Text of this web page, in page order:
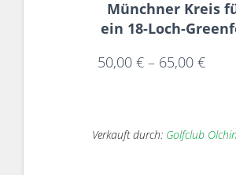
Münchner Kreis
ein 18-Loch-
50,00 € – 65,00 €
Verkauft durch: Golfclub